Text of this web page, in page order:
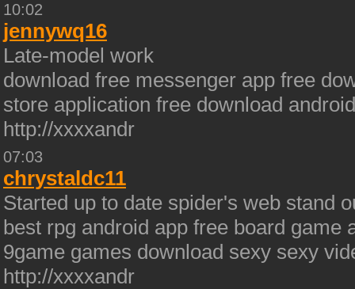
10:02
jennywq16
Late-model work
download free messenger app free
store application free download
http://xxxxandr
07:03
chrystaldc11
Started up to date spider's web stand
best rpg android app free board game
9game games download sexy sexy
http://xxxxandr